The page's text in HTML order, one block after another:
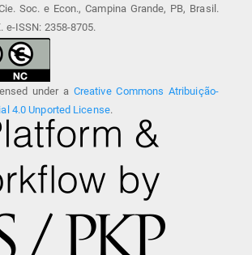
Soc. e Econ., Campina Grande, PB, Brasil.
e-ISSN: 2358-8705.
under a Creative Commons Atribuição-
4.0 Unported License.